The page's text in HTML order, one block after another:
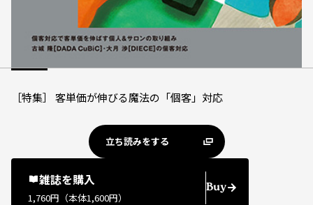
［特集］ 客単価が伸びる魔法の「個客」対応
立ち読みをする
雑誌を購入
1,760円（本体1,600円）
Buy